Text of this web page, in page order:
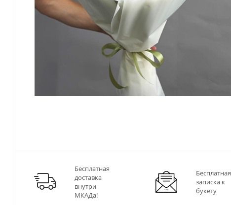
Бесплатная
доставка
внутри
МКАДа!
Бесплатная
записка к
букету